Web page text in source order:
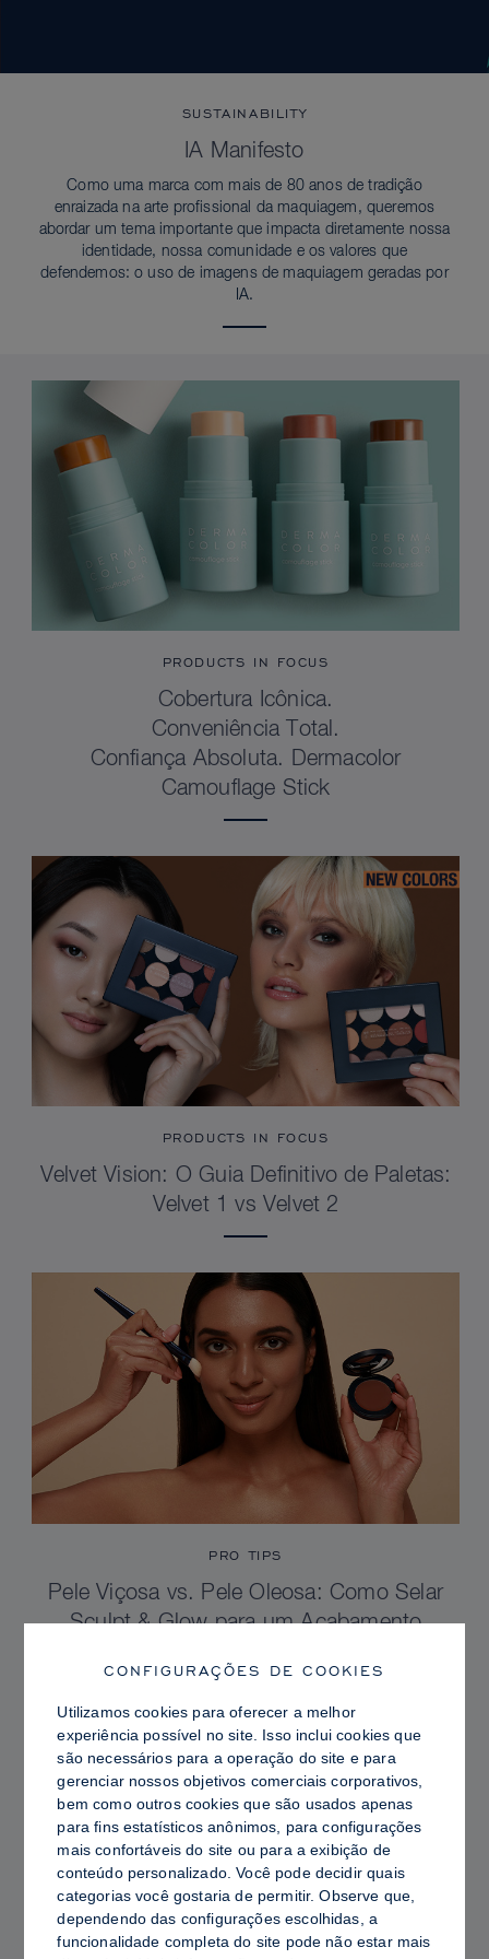
SUSTAINABILITY
IA Manifesto
Como uma marca com mais de 80 anos de tradição
enraizada na arte profissional da maquiagem, queremos
abordar um tema importante que impacta diretamente nossa
identidade, nossa comunidade e os valores que
defendemos: o uso de imagens de maquiagem geradas por
IA.
PRODUCTS IN FOCUS
Cobertura Icônica.
Conveniência Total.
Confiança Absoluta. Dermacolor
Camouflage Stick
PRODUCTS IN FOCUS
Velvet Vision: O Guia Definitivo de Paletas:
Velvet 1 vs Velvet 2
PRO TIPS
Pele Viçosa vs. Pele Oleosa: Como Selar
Sculpt & Glow para um Acabamento
CONFIGURAÇÕES DE COOKIES
Utilizamos cookies para oferecer a melhor
experiência possível no site. Isso inclui cookies que
são necessários para a operação do site e para
gerenciar nossos objetivos comerciais corporativos,
bem como outros cookies que são usados ​​apenas
para fins estatísticos anônimos, para configurações
mais confortáveis ​​do site ou para a exibição de
conteúdo personalizado. Você pode decidir quais
categorias você gostaria de permitir. Observe que,
dependendo das configurações escolhidas, a
funcionalidade completa do site pode não estar mais